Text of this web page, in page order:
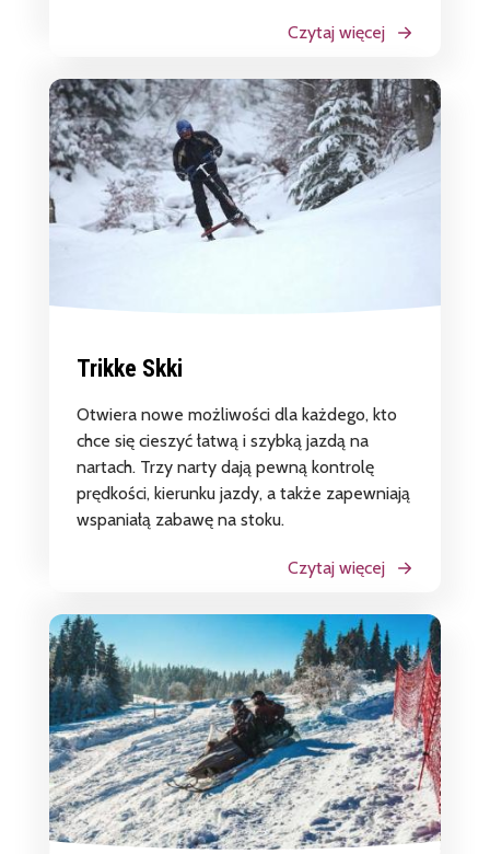
Czytaj więcej
Trikke Skki
Otwiera nowe możliwości dla każdego, kto
chce się cieszyć łatwą i szybką jazdą na
nartach. Trzy narty dają pewną kontrolę
prędkości, kierunku jazdy, a także zapewniają
wspaniałą zabawę na stoku.
Czytaj więcej